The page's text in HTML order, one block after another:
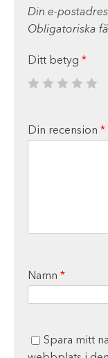
Din e-
Obligatoriska
Ditt betyg *
Din recension *
Namn *
Spara mitt